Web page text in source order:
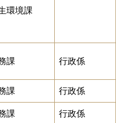
環境課
課 行政係
課 行政係
課 行政係